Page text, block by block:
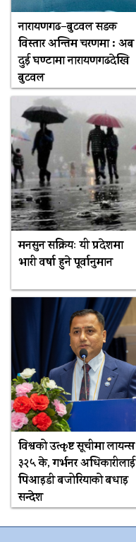
नारायणगढ–बुटवल सडक
विस्तार अन्तिम चरणमा : अब
दुई घण्टामा नारायणगढदेखि
बुटवल
मनसुन सक्रियः यी प्रदेशमा
भारी वर्षा हुने पूर्वानुमान
विश्वको उत्कृष्ट सूचीमा लायन्स
३२५ के, गर्भनर अधिकारीलाई
पिआइडी बजोरियाको बधाइ
सन्देश